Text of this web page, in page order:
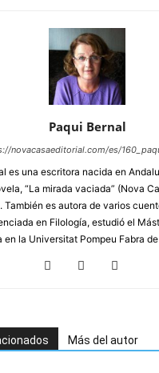
Paqui Bernal
novacasaeditorial.com/es/
es una escritora nacida en
“La mirada vaciada” (Nova
También es autora de varios
en Filología, estudió el
en la Universitat Pompeu Fabra
Más del autor